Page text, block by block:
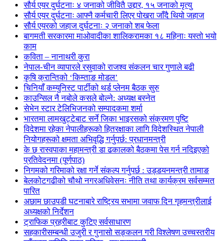
सौर्य एयर दुर्घटनाः ४ जनाको जीवितै उद्दार, १५ जनाको मृत्यु
सौर्य एयर दुर्घटनाः आफ्नै कर्मचारी लिएर पोखरा जाँदै थियो जहाज
सौर्य एयरको जहाज दुर्घटनाः २ जनाको शब फेला
बागमती सरकारमा माओवादीका शालिकरामका १८ महिनाः यस्तो भयो
काम
कविता – नानाथरी कुरा
नेपाल-चीन व्यापारले रसुवाको राजश्व संकलन चार गुणाले बढी
कृषि क्रान्तिको ‘किम्ताङ मोडल’
चिनियाँ कम्युनिस्ट पार्टीको थर्ड प्लेनम बैठक सुरु
काउन्सिल नै नबोले कसले बोल्ने: अध्यक्ष बस्नेत
सेभेन स्टार टेलिभिजनको सम्पादकमा शर्मा
भारतमा लामखुट्टेबाट सर्ने जिका भाइरसको संक्रमण पुष्टि
विदेशमा रहेका नेपालीहरूको हितरक्षाका लागि विदेशस्थित नेपाली
नियोगहरूको क्षमता अभिवृद्धि गर्नुपर्छ: प्रधानमन्त्री
के छ रास्वपाका महामन्त्री डा ढकालको बैठकमा पेस गर्न नदिइएको
प्रतिवेदनमा (पूर्णपाठ)
निगमको गरिमाको रक्षा गर्ने संकल्प गर्नुपर्छ : उड्डयनमन्त्री तामाङ
बेलकोटगढीको चौथो नगरअधिवेसनः नीति तथा कार्यक्रम सर्वसम्मत
पारित
अछाम छाउपडी घटनाबारे राष्ट्रिय सभामा जवाफ दिन गृहमन्त्रीलाई
अध्यक्षको निर्देशन
ट्राफिक प्रहरीबाट कुटिए सर्वसाधारण
सहकारीसम्बन्धी उजुरी र गुनासो सङ्कलन गरी विश्लेषण उच्चस्तरीय